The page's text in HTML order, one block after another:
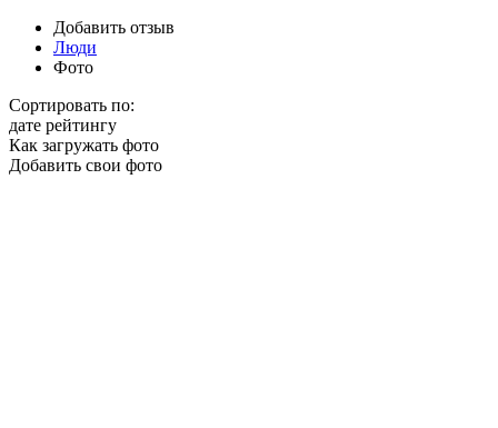
Добавить отзыв
Люди
Фото
Сортировать по:
дате рейтингу
Как загружать фото
Добавить свои фото